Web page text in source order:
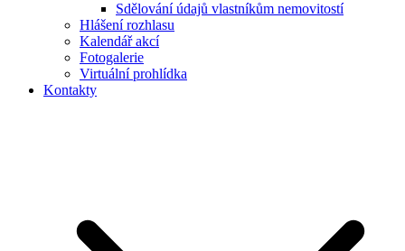
Sdělování údajů vlastníkům nemovitostí
Hlášení rozhlasu
Kalendář akcí
Fotogalerie
Virtuální prohlídka
Kontakty